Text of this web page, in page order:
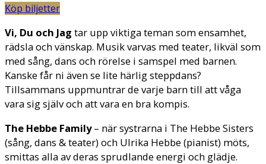
Köp biljetter
Vi, Du och Jag tar upp viktiga teman som ensamhet,
rädsla och vänskap. Musik varvas med teater, likväl som
med sång, dans och rörelse i samspel med barnen.
Kanske får ni även se lite härlig steppdans?
Tillsammans uppmuntrar de varje barn till att våga
vara sig själv och att vara en bra kompis.
The Hebbe Family– när systrarna i The Hebbe Sisters
(sång, dans & teater) och Ulrika Hebbe (pianist) möts,
smittas alla av deras sprudlande energi och glädje.